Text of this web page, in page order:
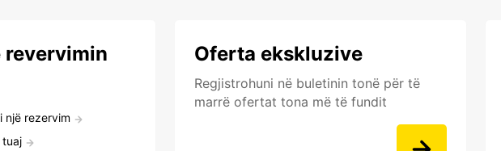
revervimin
një rezervim
tuaj
Oferta ekskluzive
Regjistrohuni në buletinin tonë për të
marrë ofertat tona më të fundit